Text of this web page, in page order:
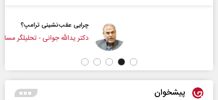
چرایی عقب‌نشینی ترامپ؟
دکتر یدالله جوانی - تحلیلگر مسائل سیاسی
پیشخوان